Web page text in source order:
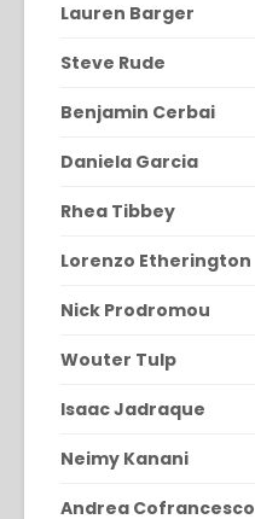
Lauren Barger
Steve Rude
Benjamin Cerbai
Daniela Garcia
Rhea Tibbey
Lorenzo Etherington
Nick Prodromou
Wouter Tulp
Isaac Jadraque
Neimy Kanani
Andrea Cofrancesco